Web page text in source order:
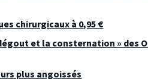
chirurgicaux à 0,95 €
et la consternation » des
plus angoissés